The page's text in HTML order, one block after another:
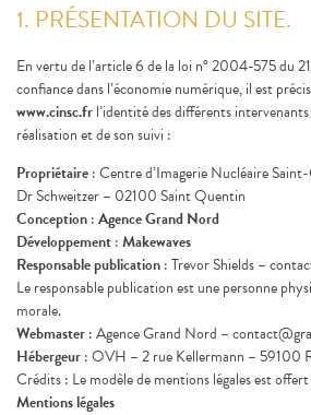
TEP-Scanner
Accès
Coordonnées
MES RÉSULTATS
PRENDRE RENDEZ-VOUS
POUR MON EXAMEN
1. PRÉSENTATION DU SITE.
En vertu de l’article 6 de la loi n° 2004-575 du
confiance dans l’économie numérique, il est
www.cinsc.frl’identité des différents intervenants
réalisation et de son suivi :
Propriétaire: Centre d’Imagerie Nucléaire
Dr Schweitzer – 02100 Saint Quentin
Conception:Agence Grand Nord
Développement:Makewaves
Responsable publication: Trevor Shields –
Le responsable publication est une personne
morale.
Webmaster: Agence Grand Nord –
Hébergeur: OVH – 2 rue Kellermann – 59100
Crédits : Le modèle de mentions légales est
Mentions légales